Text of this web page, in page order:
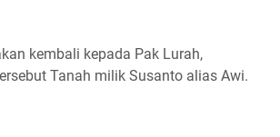
kembali kepada Pak Lurah,
Tanah milik Susanto alias Awi.